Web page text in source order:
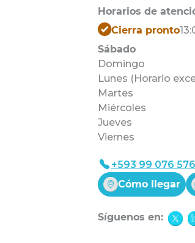
Horarios de
Cierra pronto
Sábado
Domingo
Lunes (Horario
Martes
Miércoles
Jueves
Viernes
+593 99 076
Cómo llegar
Síguenos en: